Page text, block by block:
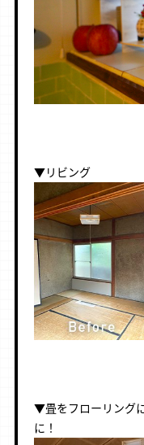
▼リビング
▼畳をフローリング
に！